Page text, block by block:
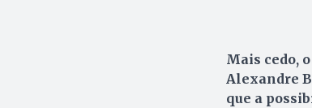
Mais cedo,
Alexandre
que a